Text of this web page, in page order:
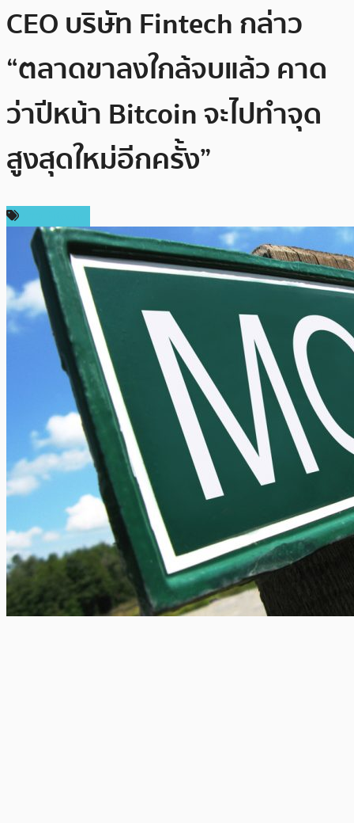
CEO บริษัท Fintech กล่าว
“ตลาดขาลงใกล้จบแล้ว คาด
ว่าปีหน้า Bitcoin จะไปทำจุด
สูงสุดใหม่อีกครั้ง”